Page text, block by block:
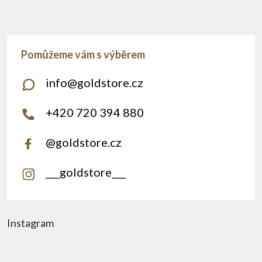
Instagram
info@goldstore.cz
+420 720 394 880
@goldstore.cz
___goldstore___